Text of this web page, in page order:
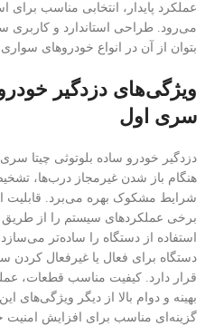
عملکرد پایدار، انتخابی مناسب برای
می‌رود. طراحی استاندارد و
بتوان از آن در انواع خودروهای
ویژگی‌های دزدگیر
سری اول
دزدگیر خودرو ساده بلوتوثی چیتا سری
هنگام باز شدن غیرمجاز درب‌ها،
شرایط مشکوک بهره می‌برد. قابلیت
برخی عملکردهای سیستم را از طریق
استفاده از دستگاه را ساده‌تر
دستگاه برای فعال یا غیرفعال کردن
قرار دارد. کیفیت مناسب قطعات،
بهینه و دوام بالا از دیگر ویژگی‌های
گزینه‌ای مناسب برای افزایش امنیت